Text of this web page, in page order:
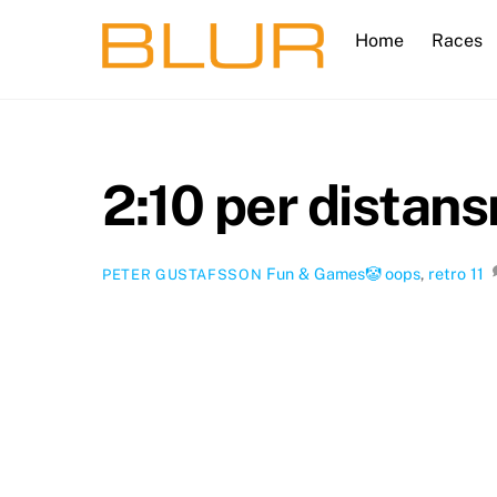
Home Races
2:10 per
PETER GUSTAFSSON Fun & Games🤡 oops, retro 11